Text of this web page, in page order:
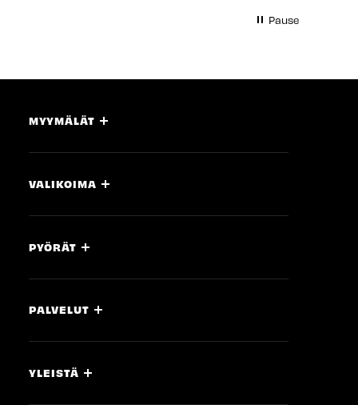
Pause
MYYMÄLÄT
VALIKOIMA
PYÖRÄT
PALVELUT
YLEISTÄ